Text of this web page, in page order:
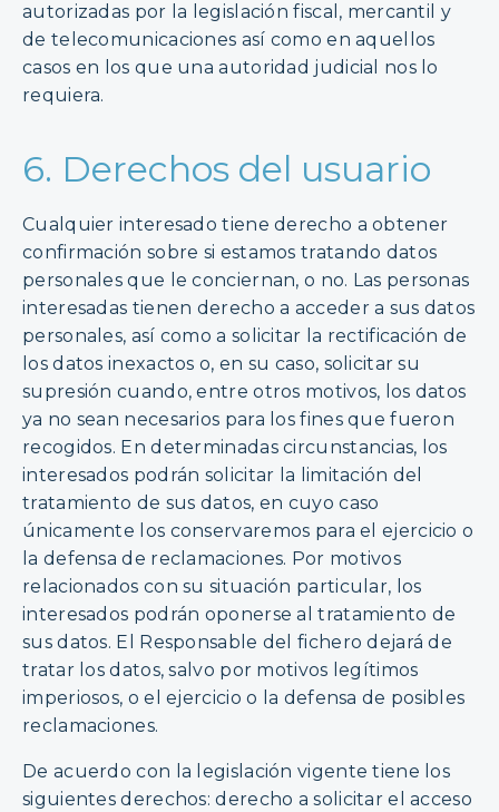
autorizadas por la legislación fiscal, mercantil y
de telecomunicaciones así como en aquellos
casos en los que una autoridad judicial nos lo
requiera.
6. Derechos del usuario
Cualquier interesado tiene derecho a obtener
confirmación sobre si estamos tratando datos
personales que le conciernan, o no. Las personas
interesadas tienen derecho a acceder a sus datos
personales, así como a solicitar la rectificación de
los datos inexactos o, en su caso, solicitar su
supresión cuando, entre otros motivos, los datos
ya no sean necesarios para los fines que fueron
recogidos. En determinadas circunstancias, los
interesados podrán solicitar la limitación del
tratamiento de sus datos, en cuyo caso
únicamente los conservaremos para el ejercicio o
la defensa de reclamaciones. Por motivos
relacionados con su situación particular, los
interesados podrán oponerse al tratamiento de
sus datos. El Responsable del fichero dejará de
tratar los datos, salvo por motivos legítimos
imperiosos, o el ejercicio o la defensa de posibles
reclamaciones.
De acuerdo con la legislación vigente tiene los
siguientes derechos: derecho a solicitar el acceso